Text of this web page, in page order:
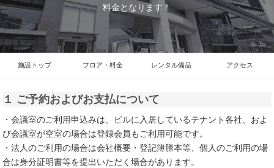
料金となります！
施設トップ フロア・料金 レンタル備品 アクセス
１ ご予約およびお支払について
・会議室のご利用申込みは、ビルに入居しているテナント各社、およ
び会議室が空室の場合は登録会員もご利用可能です。
・法人のご利用の場合は会社概要・登記簿謄本等、個人のご利用の場
合は身分証明書等を提出いただく場合があります。